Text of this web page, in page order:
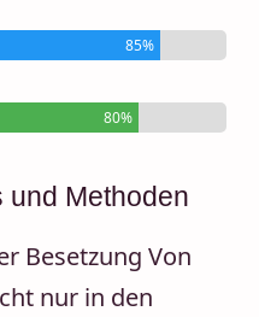
85%
80%
und Methoden
Besetzung Von
nur in den